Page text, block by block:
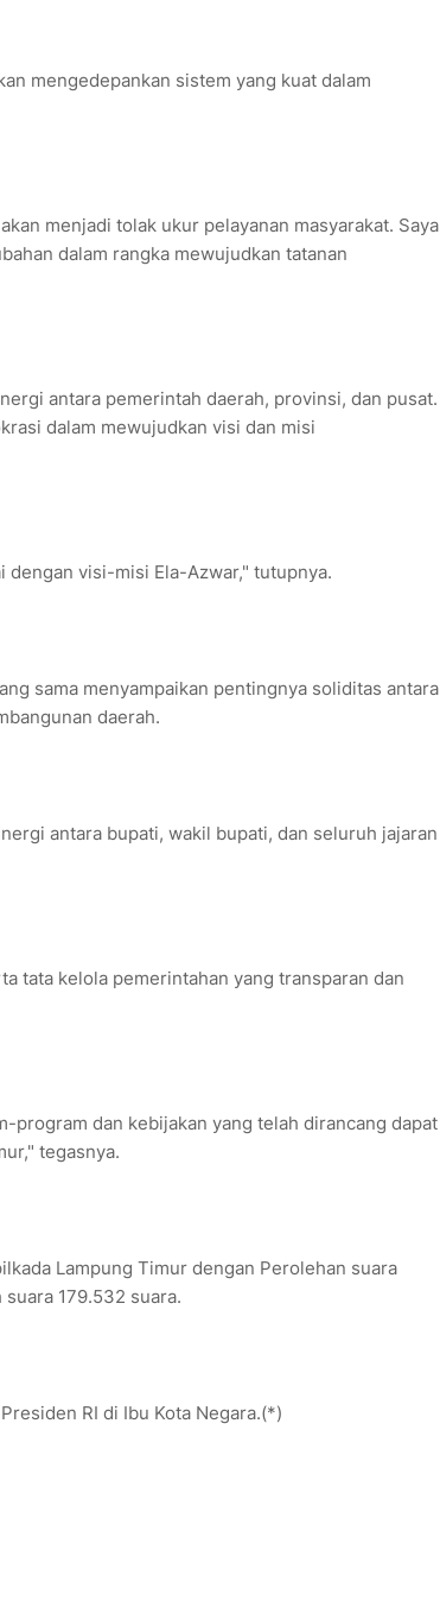
mengedepankan sistem yang kuat dalam
menjadi tolak ukur pelayanan masyarakat. Saya
dalam rangka mewujudkan tatanan
antara pemerintah daerah, provinsi, dan pusat.
dalam mewujudkan visi dan misi
dengan visi-misi Ela-Azwar," tutupnya.
sama menyampaikan pentingnya soliditas antara
daerah.
antara bupati, wakil bupati, dan seluruh jajaran
tata kelola pemerintahan yang transparan dan
program dan kebijakan yang telah dirancang dapat
tegasnya.
Lampung Timur dengan Perolehan suara
179.532 suara.
RI di Ibu Kota Negara.(*)